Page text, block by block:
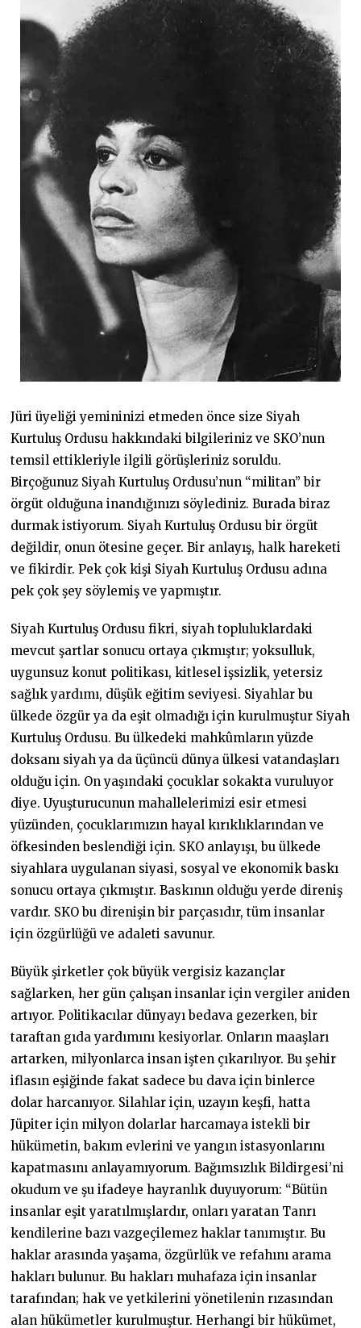
Jüri üyeliği yemininizi etmeden önce size Siyah
Kurtuluş Ordusu hakkındaki bilgileriniz ve SKO’nun
temsil ettikleriyle ilgili görüşleriniz soruldu.
Birçoğunuz Siyah Kurtuluş Ordusu’nun “militan” bir
örgüt olduğuna inandığınızı söylediniz. Burada biraz
durmak istiyorum. Siyah Kurtuluş Ordusu bir örgüt
değildir, onun ötesine geçer. Bir anlayış, halk hareketi
ve fikirdir. Pek çok kişi Siyah Kurtuluş Ordusu adına
pek çok şey söylemiş ve yapmıştır.
Siyah Kurtuluş Ordusu fikri, siyah topluluklardaki
mevcut şartlar sonucu ortaya çıkmıştır; yoksulluk,
uygunsuz konut politikası, kitlesel işsizlik, yetersiz
sağlık yardımı, düşük eğitim seviyesi. Siyahlar bu
ülkede özgür ya da eşit olmadığı için kurulmuştur Siyah
Kurtuluş Ordusu. Bu ülkedeki mahkûmların yüzde
doksanı siyah ya da üçüncü dünya ülkesi vatandaşları
olduğu için. On yaşındaki çocuklar sokakta vuruluyor
diye. Uyuşturucunun mahallelerimizi esir etmesi
yüzünden, çocuklarımızın hayal kırıklıklarından ve
öfkesinden beslendiği için. SKO anlayışı, bu ülkede
siyahlara uygulanan siyasi, sosyal ve ekonomik baskı
sonucu ortaya çıkmıştır. Baskının olduğu yerde direniş
vardır. SKO bu direnişin bir parçasıdır, tüm insanlar
için özgürlüğü ve adaleti savunur.
Büyük şirketler çok büyük vergisiz kazançlar
sağlarken, her gün çalışan insanlar için vergiler aniden
artıyor. Politikacılar dünyayı bedava gezerken, bir
taraftan gıda yardımını kesiyorlar. Onların maaşları
artarken, milyonlarca insan işten çıkarılıyor. Bu şehir
iflasın eşiğinde fakat sadece bu dava için binlerce
dolar harcanıyor. Silahlar için, uzayın keşfi, hatta
Jüpiter için milyon dolarlar harcamaya istekli bir
hükümetin, bakım evlerini ve yangın istasyonlarını
kapatmasını anlayamıyorum. Bağımsızlık Bildirgesi’ni
okudum ve şu ifadeye hayranlık duyuyorum: “Bütün
insanlar eşit yaratılmışlardır, onları yaratan Tanrı
kendilerine bazı vazgeçilemez haklar tanımıştır. Bu
haklar arasında yaşama, özgürlük ve refahını arama
hakları bulunur. Bu hakları muhafaza için insanlar
tarafından; hak ve yetkilerini yönetilenin rızasından
alan hükümetler kurulmuştur. Herhangi bir hükümet,